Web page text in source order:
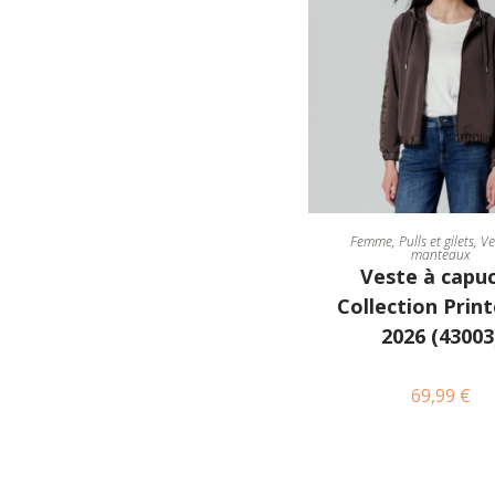
CHOIX DES
Femme,Pulls et gilets,
manteaux
Veste à
Collection
2026
69,99 €